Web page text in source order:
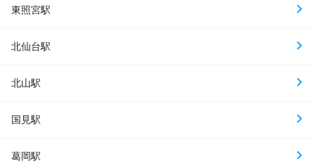
東照宮駅
北仙台駅
北山駅
国見駅
葛岡駅